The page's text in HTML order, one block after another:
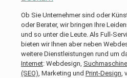
Ob Sie Unternehmer sind oder
oder Berater, wir bringen Ihre
und so unter die Leute. Als Full-
bieten wir Ihnen aber neben
weitere Dienstleistungen rund um
Internet: Webdesign,
(SEO) , Marketing und Print-Design